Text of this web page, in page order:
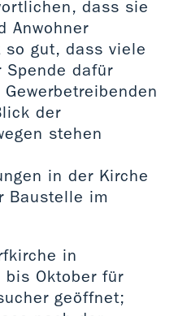
dass sie
Anwohner
so gut, dass viele
dafür
der
stehen
in der Kirche
Baustelle im
in
bis Oktober für
geöffnet;